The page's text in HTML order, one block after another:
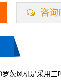
咨询
罗茨风机是采用